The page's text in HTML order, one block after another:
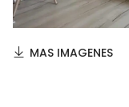
MAS IMAGENES